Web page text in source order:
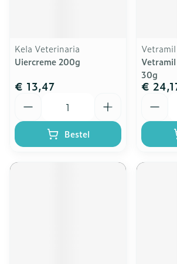
Kela Veterinaria
Uiercreme 200g
€ 13,47
Bestel
Vetramil
30g
€